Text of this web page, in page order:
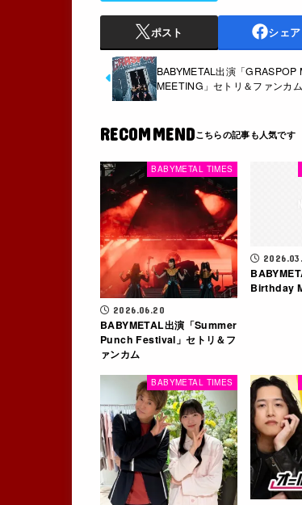
ポスト シェア
BABYMETAL出演「GRASPOP
MEETING」セトリ＆ファンカム
RECOMMEND
BABYMETAL TIMES
2026.06.20
BABYMETAL出演「Summer
Punch Festival」セトリ＆フ
ァンカム
Birthday
BABYMETAL TIMES